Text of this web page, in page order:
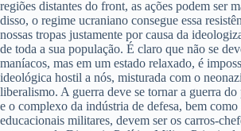
regiões distantes do front, as ações podem ser
disso, o regime ucraniano consegue essa
nossas tropas justamente por causa da
de toda a sua população. É claro que não se
maníacos, mas em um estado relaxado, é
ideológica hostil a nós, misturada com o
liberalismo. A guerra deve se tornar a guerra
e o complexo da indústria de defesa, bem como
educacionais militares, devem ser os carros-